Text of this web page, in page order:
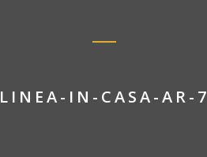
LINEA-IN-CASA-AR-7